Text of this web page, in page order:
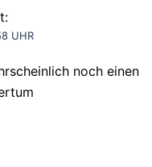
UHR
noch einen